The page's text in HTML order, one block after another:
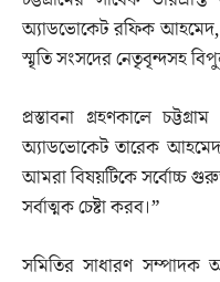
অ্যাডভোকেট রফিক আহমেদ,
স্মৃতি সংসদের নেতৃবৃন্দসহ
প্রস্তাবনা গ্রহণকালে
অ্যাডভোকেট তারেক আহমেদ
আমরা বিষয়টিকে সর্বোচ্চ
সর্বাত্মক চেষ্টা করব।”
সমিতির সাধারণ সম্পাদক